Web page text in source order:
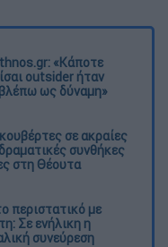
«Κάποτε
outsider ήταν
ως δύναμη»
σε ακραίες
συνθήκες
στη Θέουτα
περιστατικό με
Σε ενήλικη η
συνεύρεση